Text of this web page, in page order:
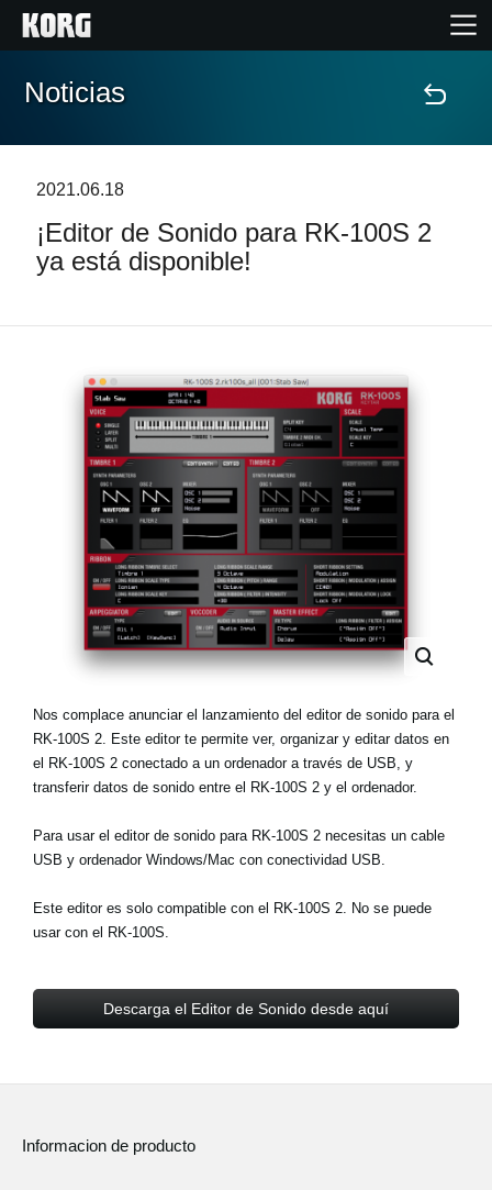
Inicio
Características
Localizador de Tiendas
Noticias
Ubicación
Redes Sociales
Acerca de KORG
Noticias
2021.06.18
¡Editor de Sonido para RK-100S 2
ya está disponible!
Nos complace anunciar el lanzamiento del editor de sonido para el
RK-100S 2. Este editor te permite ver, organizar y editar datos en
el RK-100S 2 conectado a un ordenador a través de USB, y
transferir datos de sonido entre el RK-100S 2 y el ordenador.
Para usar el editor de sonido para RK-100S 2 necesitas un cable
USB y ordenador Windows/Mac con conectividad USB.
Este editor es solo compatible con el RK-100S 2. No se puede
usar con el RK-100S.
Descarga el Editor de Sonido desde aquí
Informacion de producto